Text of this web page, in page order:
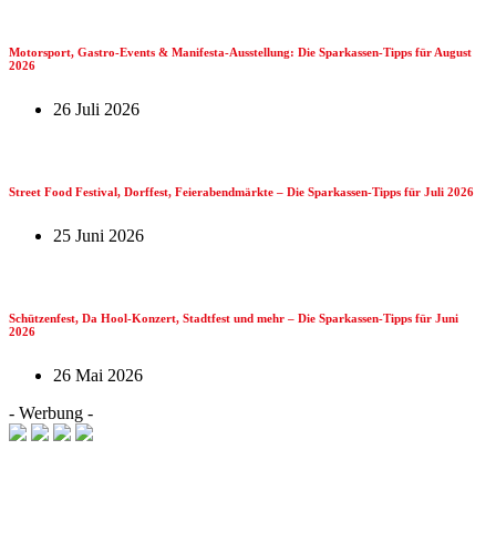
Motorsport, Gastro-Events & Manifesta-Ausstellung: Die Sparkassen-Tipps für August
2026
26 Juli 2026
Street Food Festival, Dorffest, Feierabendmärkte – Die Sparkassen-Tipps für Juli 2026
25 Juni 2026
Schützenfest, Da Hool-Konzert, Stadtfest und mehr – Die Sparkassen-Tipps für Juni
2026
26 Mai 2026
- Werbung -